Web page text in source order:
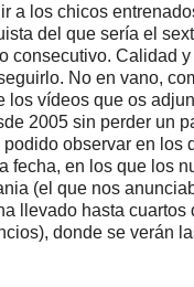
a los chicos
del que sería el
consecutivo. Calidad
No en vano,
los vídeos que os
2005 sin perder un
observar en los
fecha, en los que los
(el que nos
llevado hasta cuartos
donde se verán